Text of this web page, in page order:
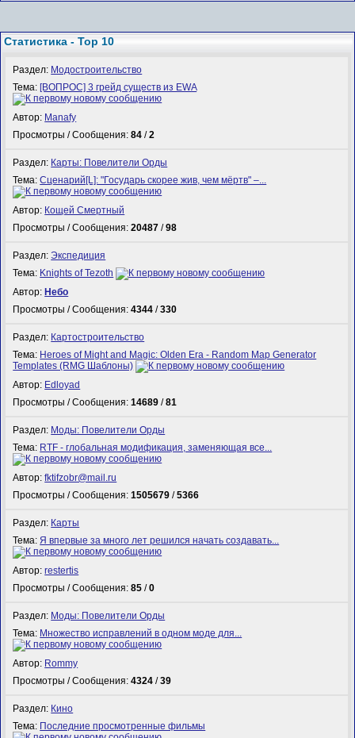
Статистика - Top 10
Раздел: Модостроительство
Тема: [ВОПРОС] 3 грейд существ из EWA
Автор: Manafy
Просмотры / Сообщения:84 /2
Раздел: Карты: Повелители Орды
Тема:Сценарий[L]: "Государь скорее жив, чем мёртв" –...
Автор: Кощей Смертный
Просмотры / Сообщения:20487 /98
Раздел:Экспедиция
Тема: Knights of Tezoth
Автор: Небо
Просмотры / Сообщения:4344 /330
Раздел: Картостроительство
Тема: Heroes of Might and Magic: Olden Era - Random Map Generator
Templates (RMG Шаблоны)
Автор: Edloyad
Просмотры / Сообщения:14689 /81
Раздел: Моды: Повелители Орды
Тема: RTF - глобальная модификация, заменяющая все...
Автор:fktifzobr@mail.ru
Просмотры / Сообщения:1505679 /5366
Раздел: Карты
Тема:Я впервые за много лет решился начать создавать...
Автор:restertis
Просмотры / Сообщения:85 /0
Раздел: Моды: Повелители Орды
Тема: Множество исправлений в одном моде для...
Автор: Rommy
Просмотры / Сообщения:4324 /39
Раздел: Кино
Тема: Последние просмотренные фильмы